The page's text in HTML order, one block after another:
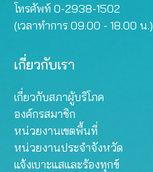
โทรศัพท์ 0-2938-1502
(เวลาทำการ 09.00 - 18.00 น.)
เกี่ยวกับเรา
เกี่ยวกับสภาผู้บริโภค
องค์กรสมาชิก
หน่วยงานเขตพื้นที่
หน่วยงานประจำจังหวัด
แจ้งเบาะแสและร้องทุกข์